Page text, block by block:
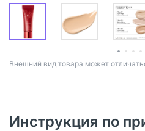
Bнешний вид товара может
Инструкция по